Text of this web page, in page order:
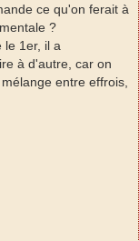
ce qu'on ferait à
?
le 1er, il a
à d'autre, car on
entre effrois,